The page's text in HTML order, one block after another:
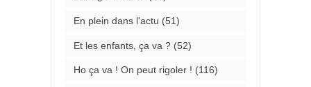
En plein dans l'actu (51)
Et les enfants, ça va ?(52)
Ho ça va ! On peut rigoler ! (116)